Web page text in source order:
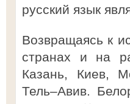
русский язык
Возвращаясь к
странах и на
Казань, Киев,
Тель–Авив.